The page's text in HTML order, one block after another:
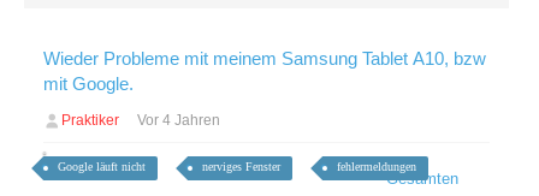
Wieder Probleme mit meinem Samsung Tablet A10, bzw
mit Google.
Praktiker Vor 4 Jahren
Google läuft nicht nerviges Fenster fehlermeldungen
Gesamten